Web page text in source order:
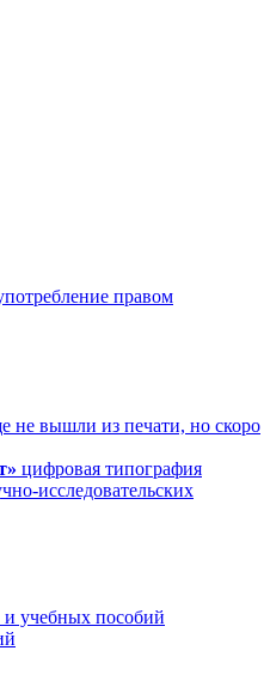
правом
не вышли из печати, но скоро
цифровая типография
исследовательских
учебных пособий